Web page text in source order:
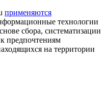
применяются
технологии
сбора, систематизации
предпочтениям
на территории